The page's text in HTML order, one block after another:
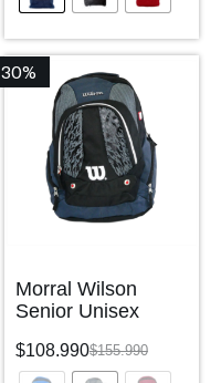
30%
Morral Wilson
Senior Unisex
$155.990
$108.990